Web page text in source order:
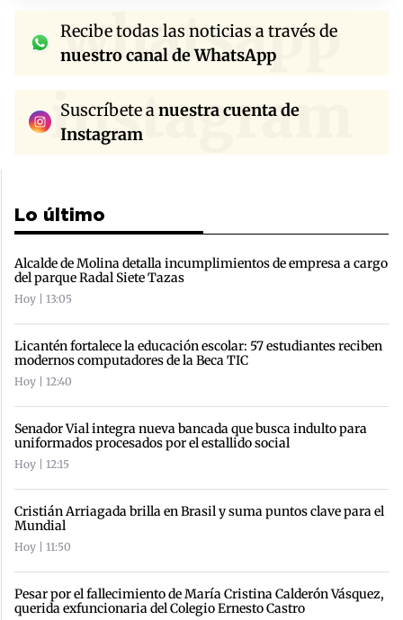
whatsapp
Recibe todas las noticias a través de
nuestro canal de WhatsApp
instagram
Suscríbete anuestra cuenta de
Instagram
Lo último
Alcalde de Molina detalla incumplimientos de empresa a cargo
del parque Radal Siete Tazas
Hoy | 13:05
Licantén fortalece la educación escolar: 57 estudiantes reciben
modernos computadores de la Beca TIC
Hoy | 12:40
Senador Vial integra nueva bancada que busca indulto para
uniformados procesados por el estallido social
Hoy | 12:15
Cristián Arriagada brilla en Brasil y suma puntos clave para el
Mundial
Hoy | 11:50
Pesar por el fallecimiento de María Cristina Calderón Vásquez,
querida exfuncionaria del Colegio Ernesto Castro